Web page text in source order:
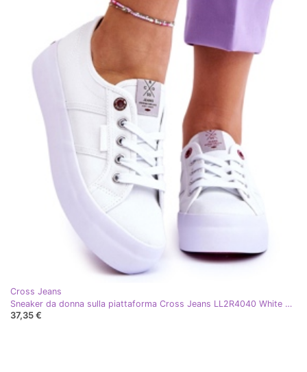
Cross Jeans
Sneaker da donna sulla piattaforma Cross Jeans LL2R4040 White bianco
37,35 €